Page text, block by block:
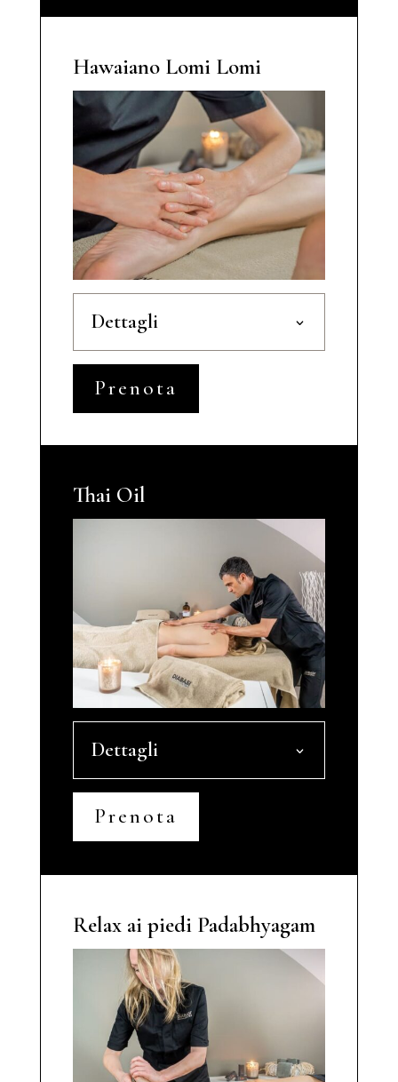
Hawaiano Lomi Lomi
Dettagli
Prenota
Thai Oil
Dettagli
Prenota
Relax ai piedi Padabhyagam